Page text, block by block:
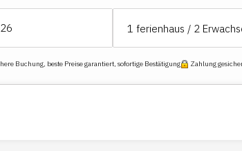
Tischfußball,
Zweiter
Loft in einem
1 ferienhaus / 2
Buchung, beste Preise garantiert, sofortige Bestätigung Zahlung